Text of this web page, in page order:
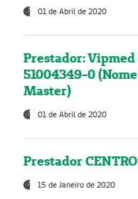
01 de Abril de 2020
Prestador:
51004349-0
Master)
01 de Abril de 2020
Prestador
15 de Janeiro de 2020